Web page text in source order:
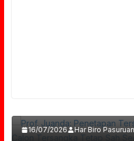
Prof. Juanda:
Pemeriksaan Calon
16/07/2026 Har Biro Pasuruan